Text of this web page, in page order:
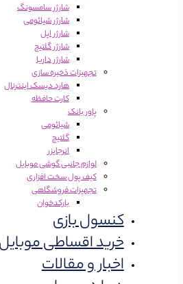
شارژر سامسونگ
شارژر شیائومی
شارژر اپل
شارژر گلتیج
شارژر داریا
تجهیزات ذخیره سازی
هارد دیسک اینترنال
کارت حافظه
پاور بانک
شیائومی
گلتیج
انرجایزر
لوازم جانبی گوشی موبایل
کیف پول سخت افزاری
تجهیزات فروشگاهی
بارکدخوان
کنسول بازی
خرید اقساطی موبایل
اخبار و مقالات